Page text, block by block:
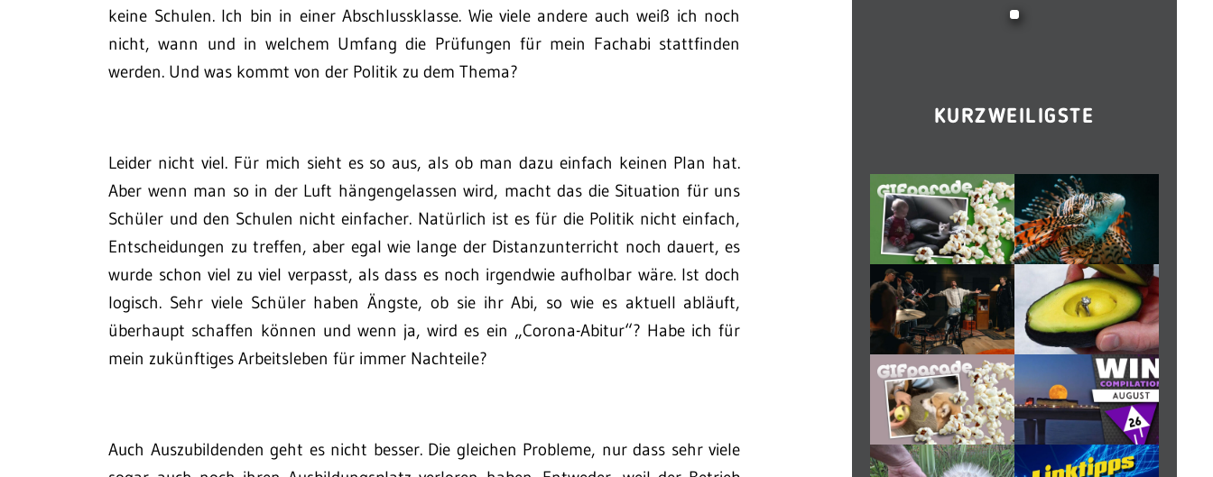
keine Schulen. Ich bin in einer Abschlussklasse. Wie viele andere auch weiß ich noch
nicht, wann und in welchem Umfang die Prüfungen für mein Fachabi stattfinden
werden. Und was kommt von der Politik zu dem Thema?
Leider nicht viel. Für mich sieht es so aus, als ob man dazu einfach keinen Plan hat.
Aber wenn man so in der Luft hängengelassen wird, macht das die Situation für uns
Schüler und den Schulen nicht einfacher. Natürlich ist es für die Politik nicht einfach,
Entscheidungen zu treffen, aber egal wie lange der Distanzunterricht noch dauert, es
wurde schon viel zu viel verpasst, als dass es noch irgendwie aufholbar wäre. Ist doch
logisch. Sehr viele Schüler haben Ängste, ob sie ihr Abi, so wie es aktuell abläuft,
überhaupt schaffen können und wenn ja, wird es ein „Corona-Abitur“? Habe ich für
mein zukünftiges Arbeitsleben für immer Nachteile?
Auch Auszubildenden geht es nicht besser. Die gleichen Probleme, nur dass sehr viele
KURZWEILIGSTE